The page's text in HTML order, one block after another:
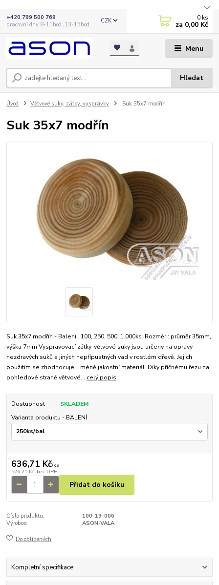
Menu
CZK
Hledat
+420 799 500 769
pracovní dny 8-11hod.,13-15hod.
0 ks
za 0,00 Kč
Úvod Větvové suky, zátky, vysprávky Suk 35x7 modřín
Suk 35x7 modřín
Suk 35x7 modřín - Balení: 100, 250, 500, 1.000ks Rozměr : průměr 35mm,
výška 7mm Vyspravovací zátky-větvové suky jsou určeny na opravy
nezdravých suků a jiných nepřípustných vad v rostlém dřevě. Jejich
použitím se zhodnocuje i méně jakostní materiál. Díky příčnému řezu na
pohledové straně větvové... celý popis
Dostupnost
SKLADEM
Varianta produktu - BALENÍ
636,71 Kč/ks
526,21 Kč bez DPH
Přidat do košíku
Číslo produktu:
100-19-006
Výrobce:
ASON-VALA
Do oblíbených
Kompletní specifikace